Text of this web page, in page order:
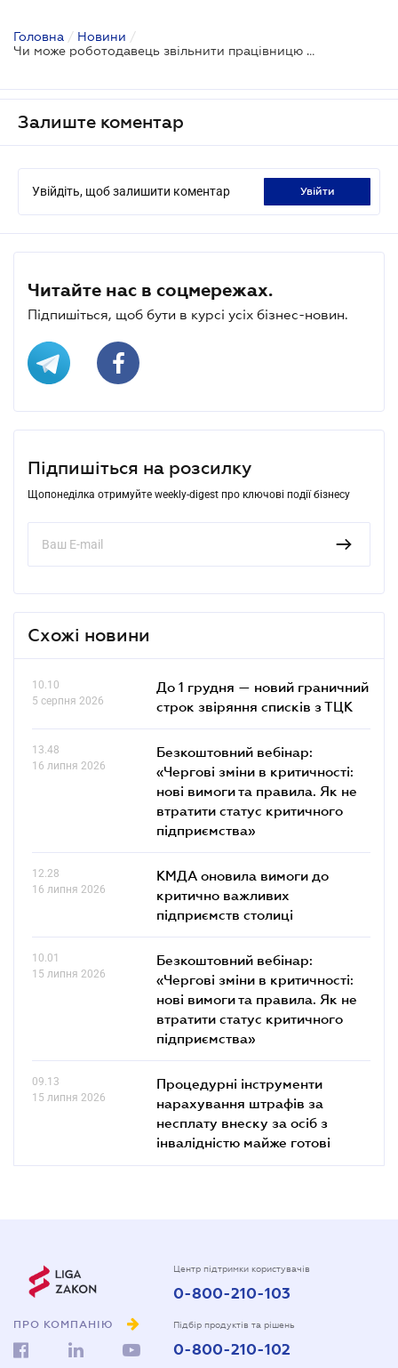
Головна / Новини /
Чи може роботодавець звільнити працівницю під час декрету
Залиште коментар
Увійдіть, щоб залишити коментар увійти
Читайте нас в соцмережах.
Підпишіться, щоб бути в курсі усіх бізнес-новин.
Підпишіться на розсилку
Щопонеділка отримуйте weekly-digest про ключові події бізнесу
Схожі новини
10.10
5 серпня 2026
До 1 грудня — новий граничний
строк звіряння списків з ТЦК
13.48
16 липня 2026
Безкоштовний вебінар:
«Чергові зміни в критичності:
нові вимоги та правила. Як не
втратити статус критичного
підприємства»
12.28
16 липня 2026
КМДА оновила вимоги до
критично важливих
підприємств столиці
10.01
15 липня 2026
Безкоштовний вебінар:
«Чергові зміни в критичності:
нові вимоги та правила. Як не
втратити статус критичного
підприємства»
09.13
15 липня 2026
Процедурні інструменти
нарахування штрафів за
несплату внеску за осіб з
інвалідністю майже готові
ПРО КОМПАНІЮ
Центр підтримки користувачів
0-800-210-103
Підбір продуктів та рішень
0-800-210-102